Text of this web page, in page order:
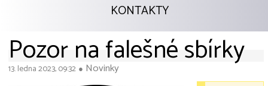
KONTAKTY
Pozor na falešné sbírky
13. ledna 2023, 09:32 ● Novinky